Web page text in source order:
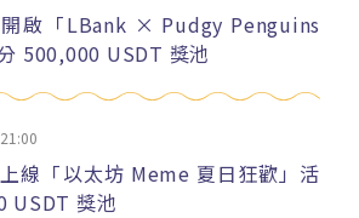
啟「LBank × Pudgy Penguins
500,000 USDT 獎池
21:00
線「以太坊 Meme 夏日狂歡」活
USDT 獎池